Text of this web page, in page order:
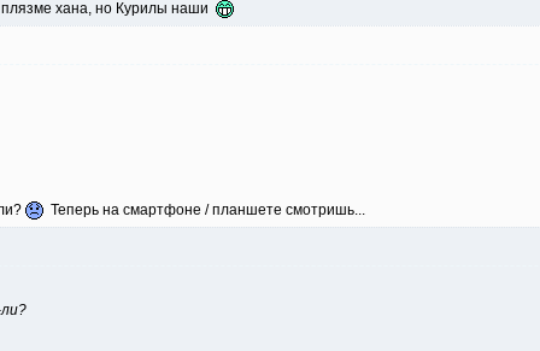
хана, но Курилы наши
Теперь на смартфоне / планшете смотришь...